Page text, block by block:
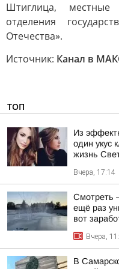
Штиглица, местные
отделения
Отечества».
Источник: Канал в
ТОП
Из
один укус
жизнь
Вчера, 17:14
Смотреть
ещё раз
вот
Вчера,
В